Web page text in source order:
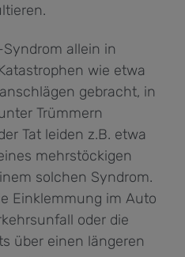
allein in
wie etwa
gebracht, in
Trümmern
Tat leiden z.B. etwa
mehrstöckigen
solchen Syndrom.
Einklemmung im Auto
oder die
über einen längeren